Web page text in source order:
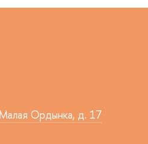
Ордынка, д. 17